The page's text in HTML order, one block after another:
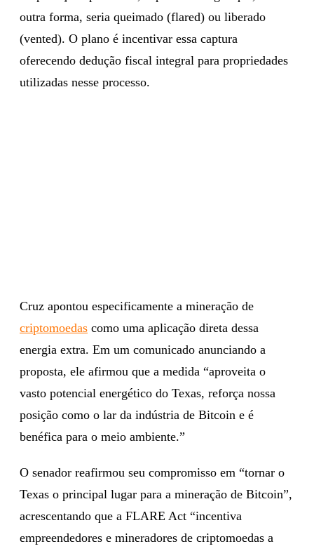
outra forma, seria queimado (flared) ou liberado
(vented). O plano é incentivar essa captura
oferecendo dedução fiscal integral para propriedades
utilizadas nesse processo.
Cruz apontou especificamente a mineração de
criptomoedas como uma aplicação direta dessa
energia extra. Em um comunicado anunciando a
proposta, ele afirmou que a medida “aproveita o
vasto potencial energético do Texas, reforça nossa
posição como o lar da indústria de Bitcoin e é
benéfica para o meio ambiente.”
O senador reafirmou seu compromisso em “tornar o
Texas o principal lugar para a mineração de Bitcoin”,
acrescentando que a FLARE Act “incentiva
empreendedores e mineradores de criptomoedas a